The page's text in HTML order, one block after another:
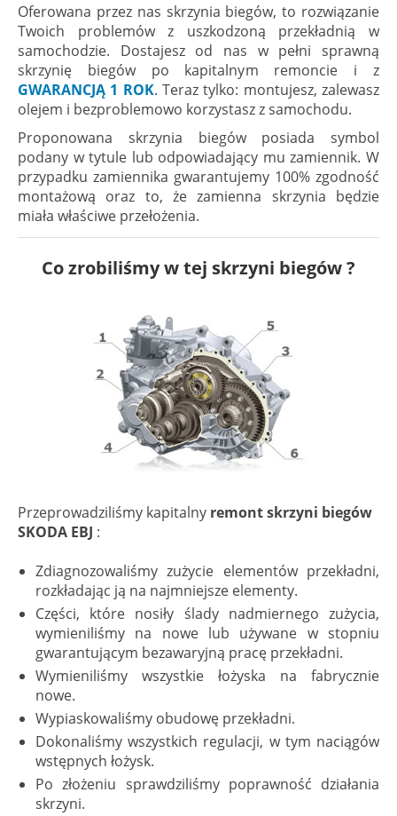
Oferowana przez nas skrzynia biegów, to rozwiązanie
Twoich problemów z uszkodzoną przekładnią w
samochodzie. Dostajesz od nas w pełni sprawną
skrzynię biegów po kapitalnym remoncie i z
GWARANCJĄ 1 ROK. Teraz tylko: montujesz, zalewasz
olejem i bezproblemowo korzystasz z samochodu.
Proponowana skrzynia biegów posiada symbol
podany w tytule lub odpowiadający mu zamiennik. W
przypadku zamiennika gwarantujemy 100% zgodność
montażową oraz to, że zamienna skrzynia będzie
miała właściwe przełożenia.
Co zrobiliśmy w tej skrzyni biegów ?
Przeprowadziliśmy kapitalny remont skrzyni biegów
SKODA EBJ :
Zdiagnozowaliśmy zużycie elementów przekładni,
rozkładając ją na najmniejsze elementy.
Części, które nosiły ślady nadmiernego zużycia,
wymieniliśmy na nowe lub używane w stopniu
gwarantującym bezawaryjną pracę przekładni.
Wymieniliśmy wszystkie łożyska na fabrycznie
nowe.
Wypiaskowaliśmy obudowę przekładni.
Dokonaliśmy wszystkich regulacji, w tym naciągów
wstępnych łożysk.
Po złożeniu sprawdziliśmy poprawność działania
skrzyni.